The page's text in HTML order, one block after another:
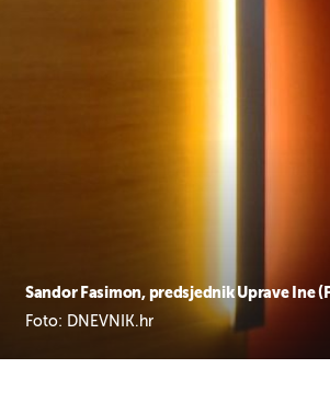
Sandor Fasimon, predsjednik Uprave Ine
Foto: DNEVNIK.hr